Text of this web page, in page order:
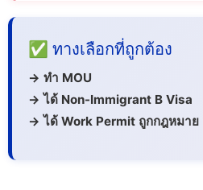
✅ ทางเลือกที่ถูกต้อง
→ ทำ MOU
→ ได้ Non-Immigrant B Visa
→ ได้ Work Permit ถูกกฎหมาย